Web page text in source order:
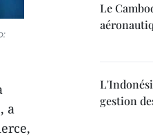
a
Le
gestion